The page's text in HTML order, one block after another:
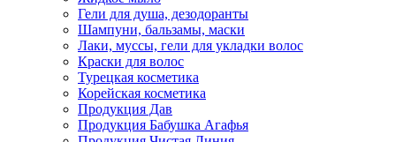
Гели для душа, дезодоранты
Шампуни, бальзамы, маски
Лаки, муссы, гели для укладки волос
Краски для волос
Турецкая косметика
Корейская косметика
Продукция Дав
Продукция Бабушка Агафья